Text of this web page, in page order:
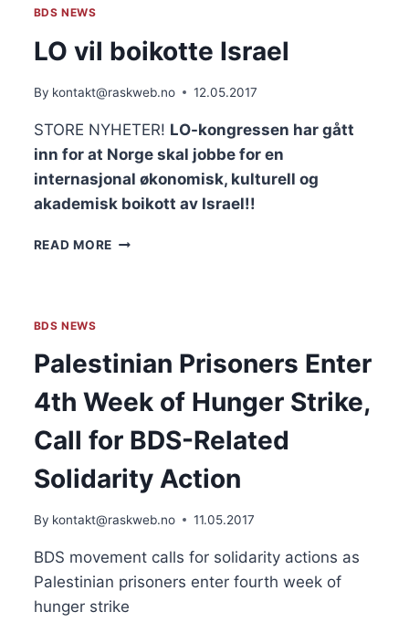
DAGEN:
UPHOLDING
RIGHTS,
THE
ONGOING
NAKBA
BDS NEWS
LO vil boikotte Israel
By kontakt@raskweb.no 12.05.2017
STORE NYHETER! LO-kongressen har gått
inn for at Norge skal jobbe for en
internasjonal økonomisk, kulturell og
akademisk boikott av Israel!!
READ MORELO
BDS NEWS
Palestinian Prisoners Enter
4th Week of Hunger Strike,
Call for BDS-Related
Solidarity Action
By kontakt@raskweb.no 11.05.2017
BDS movement calls for solidarity actions as
Palestinian prisoners enter fourth week of
hunger strike